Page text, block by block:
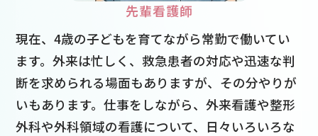
先輩看護師
現在、4歳の子どもを育てながら常勤で働いてい
ます。外来は忙しく、救急患者の対応や迅速な判
断を求められる場面もありますが、その分やりが
いもあります。仕事をしながら、外来看護や整形
外科や外科領域の看護について、日々いろいろな